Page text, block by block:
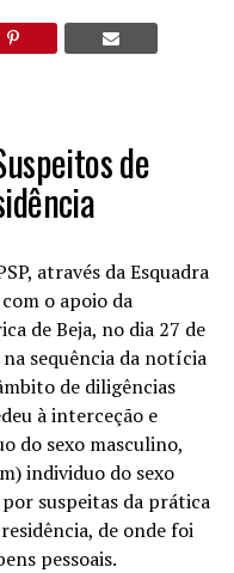
de
através da Esquadra
o apoio da
de Beja, no dia 27 de
sequência da notícia
de diligências
à interceção e
do sexo masculino,
individuo do sexo
suspeitas da prática
de onde foi
pessoais.